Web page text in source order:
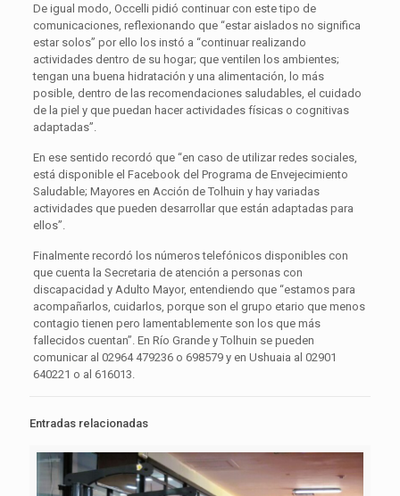
De igual modo, Occelli pidió continuar con este tipo de
comunicaciones, reflexionando que “estar aislados no significa
estar solos” por ello los instó a “continuar realizando
actividades dentro de su hogar; que ventilen los ambientes;
tengan una buena hidratación y una alimentación, lo más
posible, dentro de las recomendaciones saludables, el cuidado
de la piel y que puedan hacer actividades físicas o cognitivas
adaptadas”.
En ese sentido recordó que “en caso de utilizar redes sociales,
está disponible el Facebook del Programa de Envejecimiento
Saludable; Mayores en Acción de Tolhuin y hay variadas
actividades que pueden desarrollar que están adaptadas para
ellos”.
Finalmente recordó los números telefónicos disponibles con
que cuenta la Secretaria de atención a personas con
discapacidad y Adulto Mayor, entendiendo que “estamos para
acompañarlos, cuidarlos, porque son el grupo etario que menos
contagio tienen pero lamentablemente son los que más
fallecidos cuentan”. En Río Grande y Tolhuin se pueden
comunicar al 02964 479236 o 698579 y en Ushuaia al 02901
640221 o al 616013.
Entradas relacionadas